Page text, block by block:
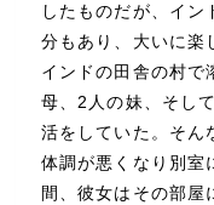
したものだが、イ
分もあり、大いに楽
インドの田舎の村で
母、2人の妹、そし
活をしていた。そん
体調が悪くなり別室
間、彼女はその部屋